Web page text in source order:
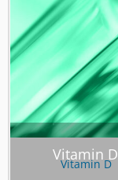
Vitamin D
Vitamin D